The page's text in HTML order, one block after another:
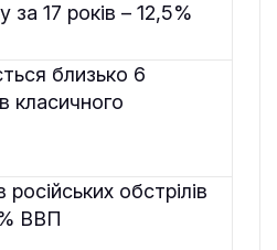
за 17 років – 12,5%
близько 6
класичного
обстрілів
ВВП